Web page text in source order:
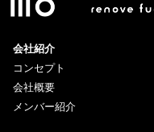
会社紹介
コンセプト
会社概要
メンバー紹介